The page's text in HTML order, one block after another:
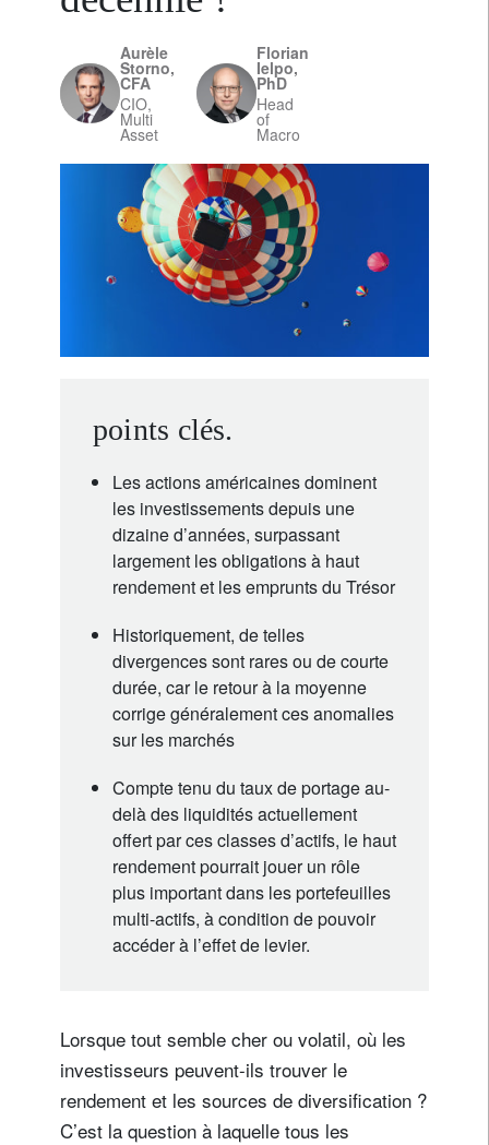
Aurèle
Storno,
CFA
CIO,
Multi
Asset
Florian
Ielpo,
PhD
Head
of
Macro
points clés.
Les actions américaines dominent
les investissements depuis une
dizaine d’années, surpassant
largement les obligations à haut
rendement et les emprunts du Trésor
Historiquement, de telles
divergences sont rares ou de courte
durée, car le retour à la moyenne
corrige généralement ces anomalies
sur les marchés
Compte tenu du taux de portage au-
delà des liquidités actuellement
offert par ces classes d’actifs, le haut
rendement pourrait jouer un rôle
plus important dans les portefeuilles
multi-actifs, à condition de pouvoir
accéder à l’effet de levier.
Lorsque tout semble cher ou volatil, où les
investisseurs peuvent-ils trouver le
rendement et les sources de diversification ?
C’est la question à laquelle tous les